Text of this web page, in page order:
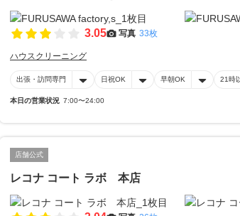
3.05 写真 33枚
ハウスクリーニング
出張・訪問専門 日祝OK 早朝OK 21時
本日の営業状況 7:00〜24:00
店舗公式
レコナ コート ラボ 本店